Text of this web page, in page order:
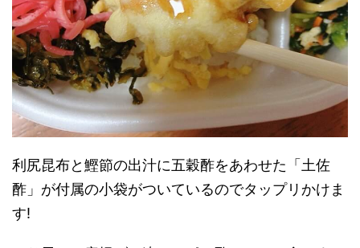
利尻昆布と鰹節の出汁に五穀酢をあわせた「土佐
酢」が付属の小袋がついているのでタップリかけま
す!